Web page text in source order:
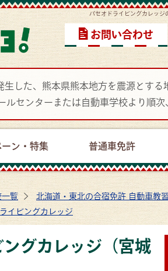
パセオドライビングカレッジ
お問い合わせ
生した、熊本県熊本地方を震源とす
センターまたは自動車学校より順次
ン・特集 普通車免許
覧
北海道・東北の合宿免許 自動車教
イビングカレッジ
グカレッジ（宮城